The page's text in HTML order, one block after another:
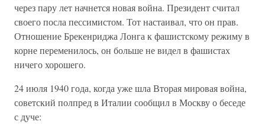
через пару лет начнется новая война. Президент считал
своего посла пессимистом. Тот настаивал, что он прав.
Отношение Брекенриджа Лонга к фашистскому режиму в
корне переменилось, он больше не видел в фашистах
ничего хорошего.
24 июля 1940 года, когда уже шла Вторая мировая война,
советский полпред в Италии сообщил в Москву о беседе
с дуче: